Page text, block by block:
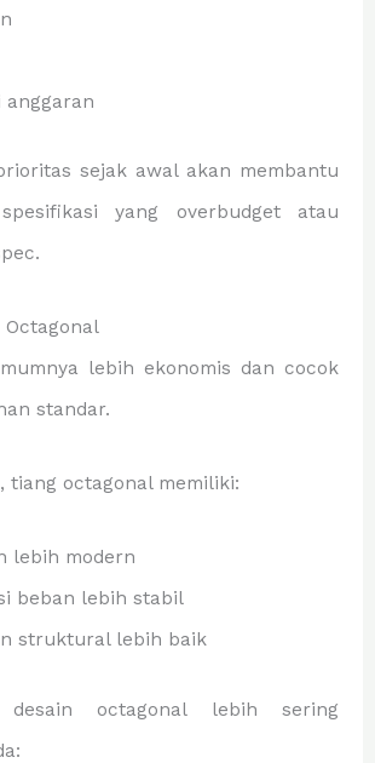
anggaran
sejak awal akan membantu
yang overbudget atau
Octagonal
lebih ekonomis dan cocok
standar.
tiang octagonal memiliki:
lebih modern
beban lebih stabil
struktural lebih baik
octagonal lebih sering